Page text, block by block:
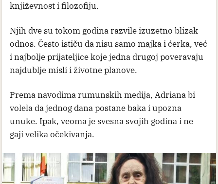
književnost i filozofiju.
Njih dve su tokom godina razvile izuzetno blizak
odnos. Često ističu da nisu samo majka i ćerka, već
i najbolje prijateljice koje jedna drugoj poveravaju
najdublje misli i životne planove.
Prema navodima rumunskih medija, Adriana bi
volela da jednog dana postane baka i upozna
unuke. Ipak, veoma je svesna svojih godina i ne
gaji velika očekivanja.